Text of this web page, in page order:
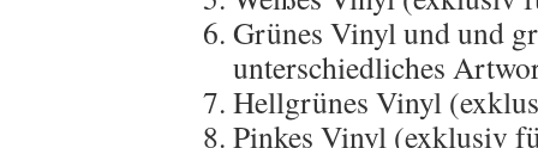
Grünes Vinyl und und
unterschiedliches
Hellgrünes Vinyl
Pinkes Vinyl (exklusiv